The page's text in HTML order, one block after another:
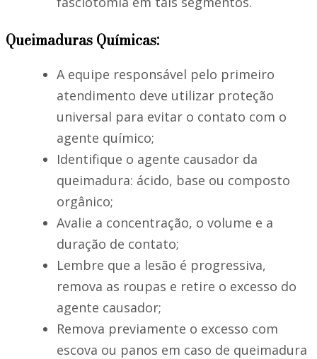
Queimaduras Químicas:
A equipe responsável pelo primeiro
atendimento deve utilizar proteção
universal para evitar o contato com o
agente químico;
Identifique o agente causador da
queimadura: ácido, base ou composto
orgânico;
Avalie a concentração, o volume e a
duração de contato;
Lembre que a lesão é progressiva,
remova as roupas e retire o excesso do
agente causador;
Remova previamente o excesso com
escova ou panos em caso de queimadura